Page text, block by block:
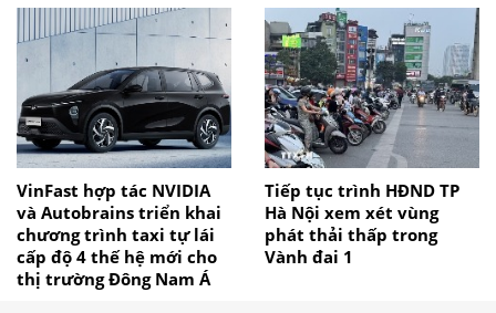
VinFast hợp tác NVIDIA
và Autobrains triển khai
chương trình taxi tự lái
cấp độ 4 thế hệ mới cho
thị trường Đông Nam Á
Tiếp tục trình HĐND TP
Hà Nội xem xét vùng
phát thải thấp trong
Vành đai 1